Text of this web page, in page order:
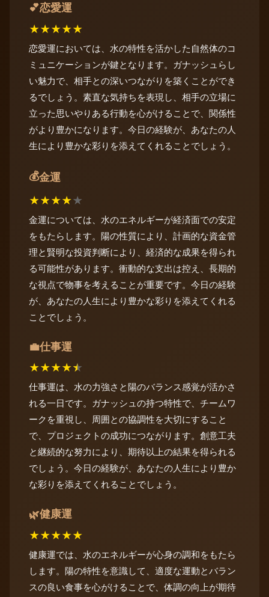
💕恋愛運
★★★★★
恋愛運においては、水の特性を活かした自然体のコ
ミュニケーションが鍵となります。ガナッシュらし
い魅力で、相手との深いつながりを築くことができ
るでしょう。素直な気持ちを表現し、相手の立場に
立った思いやりある行動を心がけることで、関係性
がより豊かになります。今日の経験が、あなたの人
生により豊かな彩りを添えてくれることでしょう。
💰金運
★★★★★
金運については、水のエネルギーが経済面での安定
をもたらします。陽の性質により、計画的な資金管
理と賢明な投資判断により、経済的な成果を得られ
る可能性があります。衝動的な支出は控え、長期的
な視点で物事を考えることが重要です。今日の経験
が、あなたの人生により豊かな彩りを添えてくれる
ことでしょう。
💼仕事運
★★★★★
仕事運は、水の力強さと陽のバランス感覚が活かさ
れる一日です。ガナッシュの持つ特性で、チームワ
ークを重視し、周囲との協調性を大切にすること
で、プロジェクトの成功につながります。創意工夫
と継続的な努力により、期待以上の結果を得られる
でしょう。今日の経験が、あなたの人生により豊か
な彩りを添えてくれることでしょう。
🌿健康運
★★★★★
健康運では、水のエネルギーが心身の調和をもたら
します。陽の特性を意識して、適度な運動とバラン
スの良い食事を心がけることで、体調の向上が期待